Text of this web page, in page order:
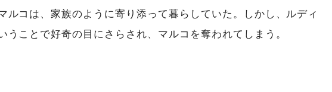
ルコは、家族のように寄り添って暮らしていた。しかし、ルディ
うことで好奇の目にさらされ、マルコを奪われてしまう。